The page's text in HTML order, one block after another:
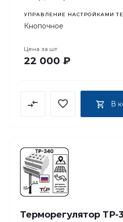
УПРАВЛЕНИЕ НАСТРОЙКАМИ
Кнопочное
Цена за шт
22 000 ₽
В
Терморегулятор ТР-